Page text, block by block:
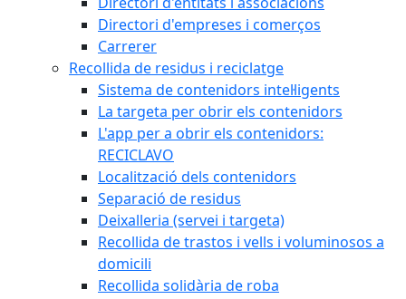
Directori d'empreses i comerços
Carrerer
Recollida de residus i reciclatge
Sistema de contenidors intel·ligents
La targeta per obrir els contenidors
L'app per a obrir els contenidors:
RECICLAVO
Localització dels contenidors
Separació de residus
Deixalleria (servei i targeta)
Recollida de trastos i vells i voluminosos a
domicili
Recollida solidària de roba